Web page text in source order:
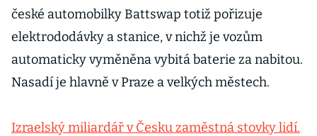
české automobilky Battswap totiž pořizuje
elektrododávky a stanice, v nichž je vozům
automaticky vyměněna vybitá baterie za nabitou.
Nasadí je hlavně v Praze a velkých městech.
Izraelský miliardář v Česku zaměstná stovky lidí.